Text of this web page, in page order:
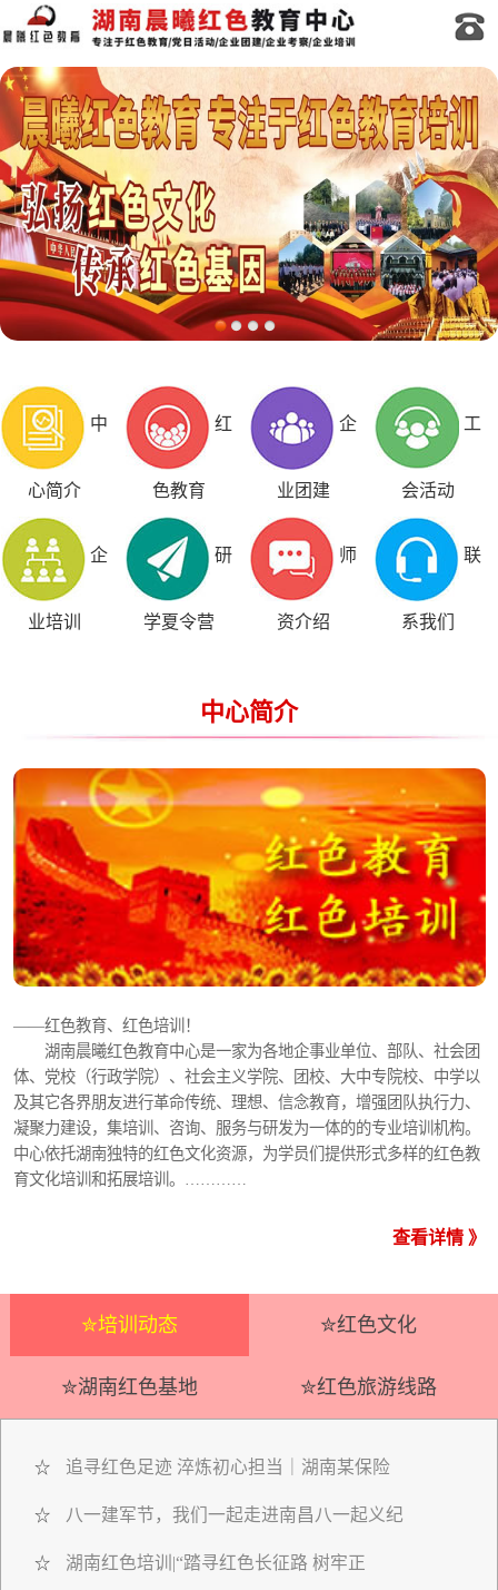
中
心简介
红
色教育
企
业团建
工
会活动
企
业培训
研
学夏令营
师
资介绍
联
系我们
中心简介
——红色教育、红色培训！
湖南晨曦红色教育中心是一家为各地企事业单位、部队、社会团
体、党校（行政学院）、社会主义学院、团校、大中专院校、中学以
及其它各界朋友进行革命传统、理想、信念教育，增强团队执行力、
凝聚力建设，集培训、咨询、服务与研发为一体的的专业培训机构。
中心依托湖南独特的红色文化资源，为学员们提供形式多样的红色教
育文化培训和拓展培训。…………
查看详情 》
✮培训动态 ✮红色文化
✮湖南红色基地 ✮红色旅游线路
☆ 追寻红色足迹 淬炼初心担当｜湖南某保险
☆ 八一建军节，我们一起走进南昌八一起义纪
☆ 湖南红色培训|“踏寻红色长征路 树牢正